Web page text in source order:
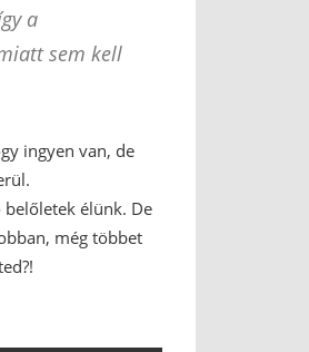
a
sem kell
ingyen van, de
belőletek élünk. De
még többet